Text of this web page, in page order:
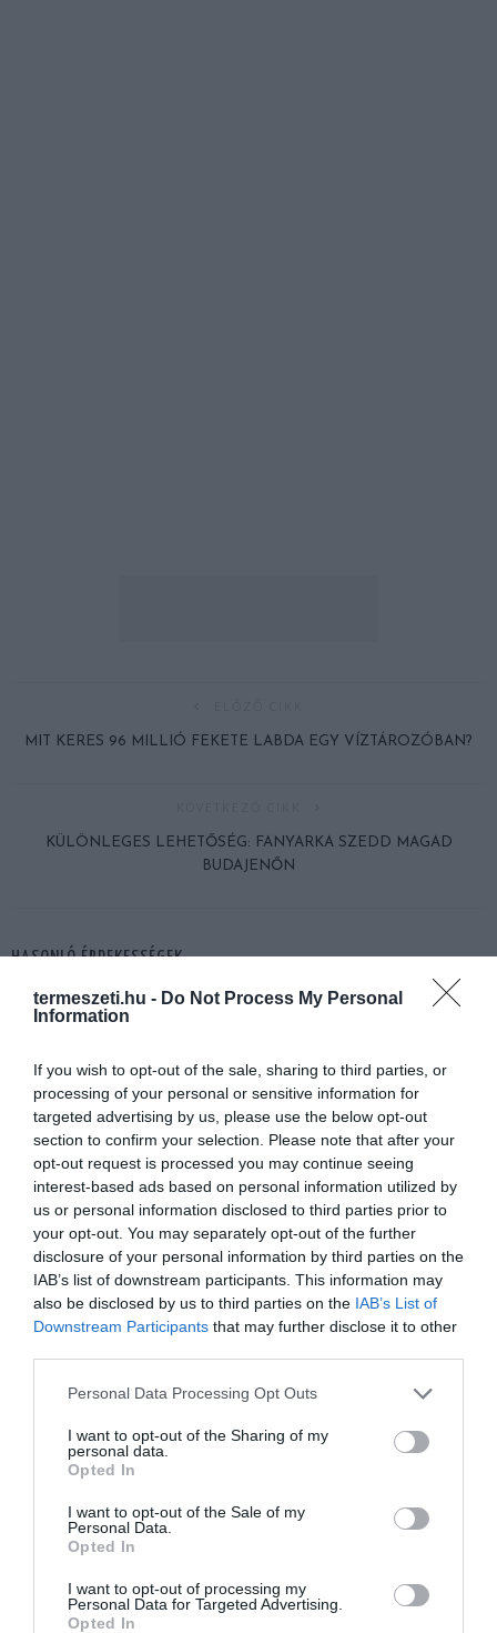
termeszeti.hu - Do Not Process My Personal
Information
If you wish to opt-out of the sale, sharing to third parties, or
processing of your personal or sensitive information for
targeted advertising by us, please use the below opt-out
section to confirm your selection. Please note that after your
opt-out request is processed you may continue seeing
interest-based ads based on personal information utilized by
us or personal information disclosed to third parties prior to
your opt-out. You may separately opt-out of the further
disclosure of your personal information by third parties on the
IAB’s list of downstream participants. This information may
also be disclosed by us to third parties on the IAB’s List of
Downstream Participants that may further disclose it to other
Please note that this website/app uses one or more Google
not limited to your visit or usage behaviour. You may click to
grant or deny consent to Google and its third-party tags to
use your data for below specified purposes in below Google
consent section.
Personal Data Processing Opt Outs
I want to opt-out of the Sharing of my
personal data.
Opted In
I want to opt-out of the Sale of my
Personal Data.
Opted In
I want to opt-out of processing my
Personal Data for Targeted Advertising.
Opted In
MIT KERES 96 MILLIÓ FEKETE LABDA EGY VÍZTÁROZÓBAN?
KÜLÖNLEGES LEHETŐSÉG: FANYARKA SZEDD MAGAD
BUDAJENŐN
HASONLÓ ÉRDEKESSÉGEK
A KOALA EVOLÚCIÓS MÚLTJA
SOKKAL DRÁMAIBB, MINT A
EUKALIPTUSZRÁGCSÁLÁS
A KORALLZÁTONY NEM CSAK
SZÍNES HALAKBÓL ÁLL: MOST
500 EDDIG ISMERETLEN
LAKÓJÁT MUTATTA MEG